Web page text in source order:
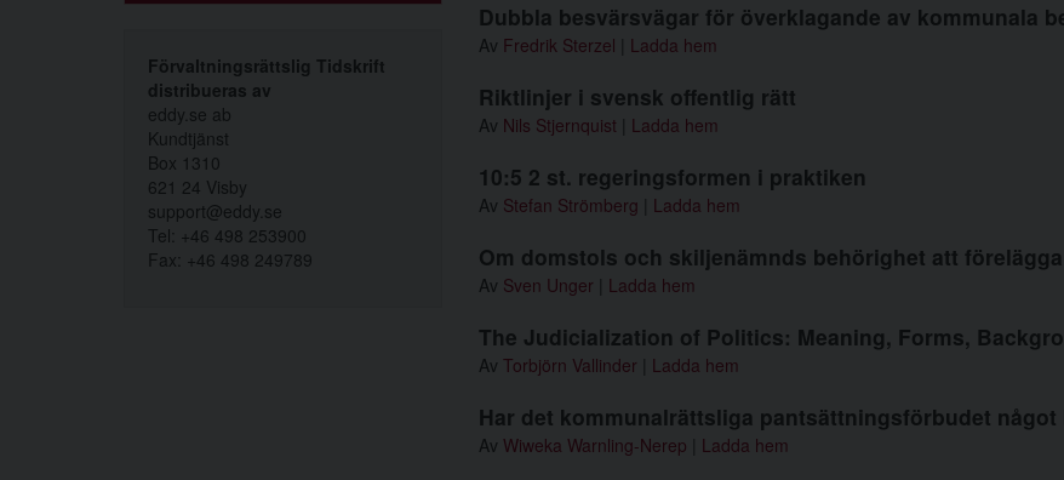
Förvaltningsrättslig Tidskrift
distribueras av
eddy.se ab
Kundtjänst
Box 1310
621 24 Visby
support@eddy.se
Tel: +46 498 253900
Fax: +46 498 249789
Dubbla besvärsvägar för överklagande av kommunala
Av Fredrik Sterzel Ladda hem
Riktlinjer i svensk offentlig rätt
Av Nils Stjernquist Ladda hem
10:5 2 st. regeringsformen i praktiken
Av Stefan Strömberg Ladda hem
Om domstols och skiljenämnds behörighet att
Av Sven Unger Ladda hem
The Judicialization of Politics: Meaning, Forms,
Av Torbjörn Vallinder Ladda hem
Har det kommunalrättsliga pantsättningsförbudet
Av Wiweka Warnling-Nerep Ladda hem